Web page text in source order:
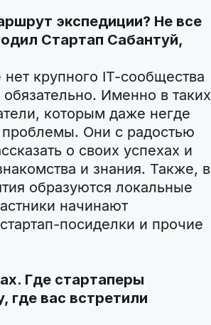
экспедиции? Не все
Стартап Сабантуй,
крупного IT-сообщества
Именно в таких
которым даже негде
проблемы. Они с радостью
о своих успехах и
и знания. Также, в
образуются локальные
начинают
посиделки и прочие
Где стартаперы
где вас встретили